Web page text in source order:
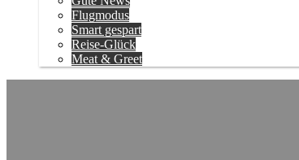
Flugmodus
Smart gespart
Reise-Glück
Meat & Greet